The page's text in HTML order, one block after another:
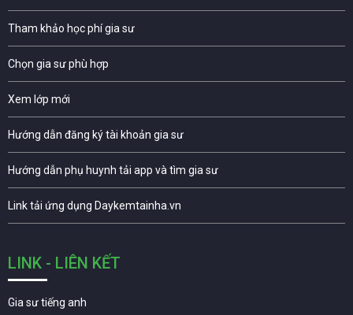
Tham khảo học phí gia sư
Chọn gia sư phù hợp
Xem lớp mới
Hướng dẫn đăng ký tài khoản gia sư
Hướng dẫn phụ huynh tải app và tìm gia sư
Link tải ứng dụng Daykemtainha.vn
LINK - LIÊN KẾT
Gia sư tiếng anh